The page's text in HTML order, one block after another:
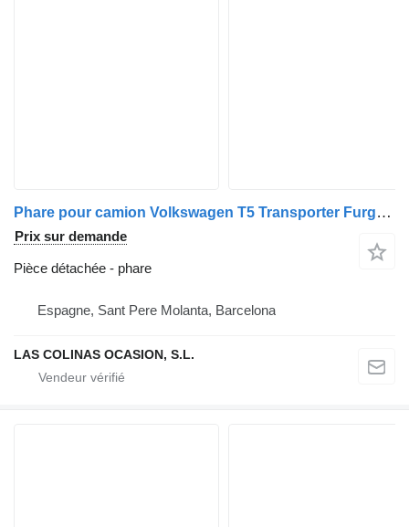
Phare pour camion Volkswagen T5 Transporter Furgón/Combi (7H)(04.2003->)
Prix sur demande
Pièce détachée - phare
Espagne, Sant Pere Molanta, Barcelona
LAS COLINAS OCASION, S.L.